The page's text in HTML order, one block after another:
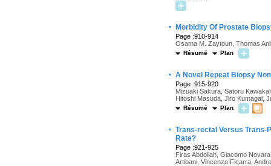
· Morbidity Of Prostate
Page :910-914
Osama M. Zaytoun, Thomas
Résumé Plan
· A Novel Repeat Biopsy
Page :915-920
Mizuaki Sakura, Satoru
Hitoshi Masuda, Jiro Kumagai,
Résumé Plan
· Trans-rectal Versus Trans-
Rate?
Page :921-925
Firas Abdollah, Giacomo
Artibani, Vincenzo Ficarra,